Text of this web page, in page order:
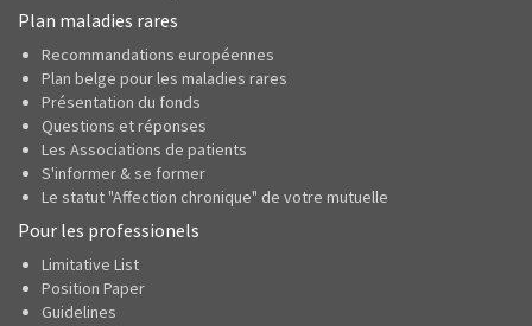
Plan maladies rares
Recommandations européennes
Plan belge pour les maladies rares
Présentation du fonds
Questions et réponses
Les Associations de patients
S'informer & se former
Le statut "Affection chronique" de votre mutuelle
Pour les professionels
Limitative List
Position Paper
Guidelines